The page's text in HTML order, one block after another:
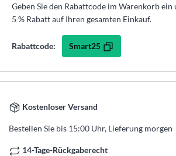
Geben Sie den Rabattcode im Warenkorb ein
5 % Rabatt auf Ihren gesamten Einkauf.
Rabattcode: Smart25
Kostenloser Versand
Bestellen Sie bis 15:00 Uhr, Lieferung morgen
14-Tage-Rückgaberecht